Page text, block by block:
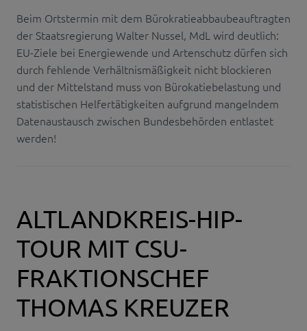
Beim Ortstermin mit dem Bürokratieabbaubeauftragten
der Staatsregierung Walter Nussel, MdL wird deutlich:
EU-Ziele bei Energiewende und Artenschutz dürfen sich
durch fehlende Verhältnismäßigkeit nicht blockieren
und der Mittelstand muss von Bürokatiebelastung und
statistischen Helfertätigkeiten aufgrund mangelndem
Datenaustausch zwischen Bundesbehörden entlastet
werden!
ALTLANDKREIS-HIP-
TOUR MIT CSU-
FRAKTIONSCHEF
THOMAS KREUZER